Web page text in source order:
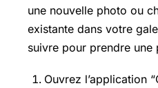
une nouvelle photo ou
existante dans votre
suivre pour prendre
Ouvrez l’application